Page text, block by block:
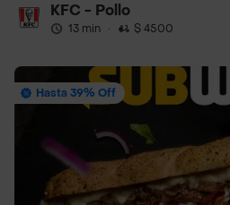
KFC - Pollo
13 min · $ 4500
Hasta 39% Off